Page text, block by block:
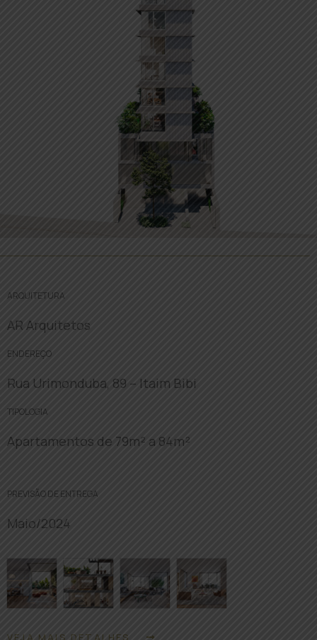
ARQUITETURA
AR Arquitetos
ENDEREÇO
Rua Urimonduba, 89 – Itaim Bibi
TIPOLOGIA
Apartamentos de 79m² a 84m²
PREVISÃO DE ENTREGA
Maio/2024
VEJA MAIS DETALHES